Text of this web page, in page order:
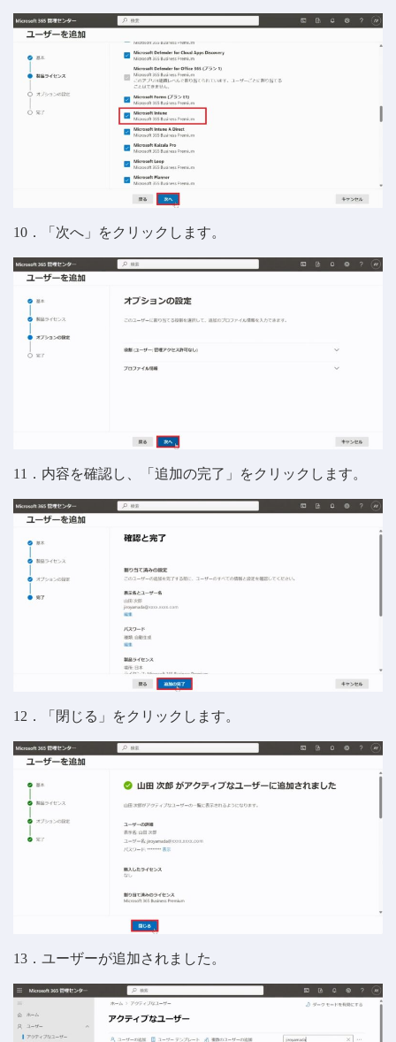
10．「次へ」をクリックします。
11．内容を確認し、「追加の完了」をクリックします。
12．「閉じる」をクリックします。
13．ユーザーが追加されました。